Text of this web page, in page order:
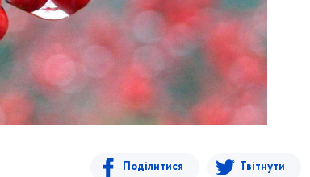
Поділитися Твітнути